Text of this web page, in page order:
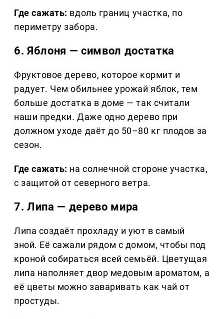
Где сажать: вдоль границ участка, по
периметру забора.
6. Яблоня — символ достатка
Фруктовое дерево, которое кормит и
радует. Чем обильнее урожай яблок, тем
больше достатка в доме — так считали
наши предки. Даже одно дерево при
должном уходе даёт до 50–80 кг плодов за
сезон.
Где сажать: на солнечной стороне участка,
с защитой от северного ветра.
7. Липа — дерево мира
Липа создаёт прохладу и уют в самый
зной. Её сажали рядом с домом, чтобы под
кроной собираться всей семьёй. Цветущая
липа наполняет двор медовым ароматом, а
её цветы можно заваривать как чай от
простуды.